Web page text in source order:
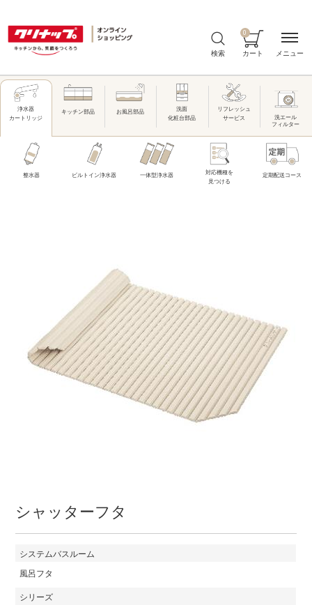
検索 カート
0
浄水器
カートリッジ
キッチン部品 お風呂部品
洗面
化粧台部品
リフレッシュ
サービス
洗エール
フィルター
整水器 ビルトイン浄水器 一体型浄水器
対応機種を
見つける
定期配送コース
シャッターフタ
システムバスルーム
風呂フタ
シリーズ
メニュー